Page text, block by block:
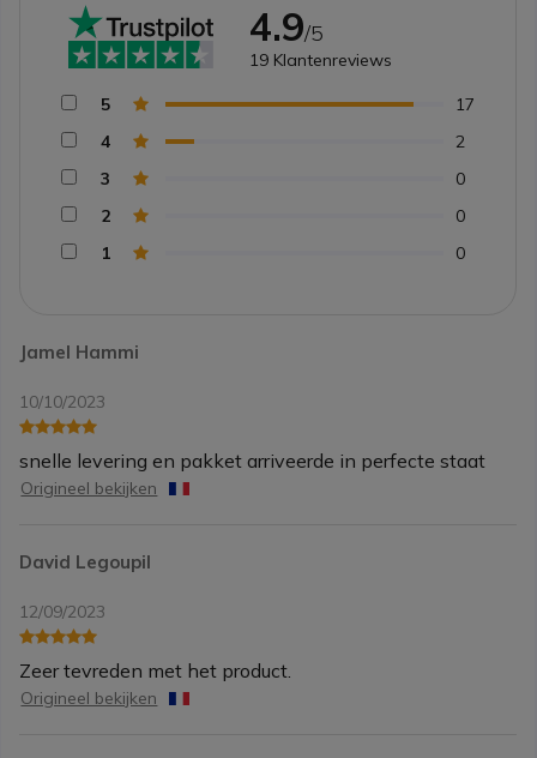
Jamel Hammi
10/10/2023
snelle levering en pakket arriveerde in perfecte staat
Origineel bekijken
David Legoupil
12/09/2023
Zeer tevreden met het product.
Origineel bekijken
4.9/5
19 Klantenreviews
5
17
4
2
3
0
2
0
1
0